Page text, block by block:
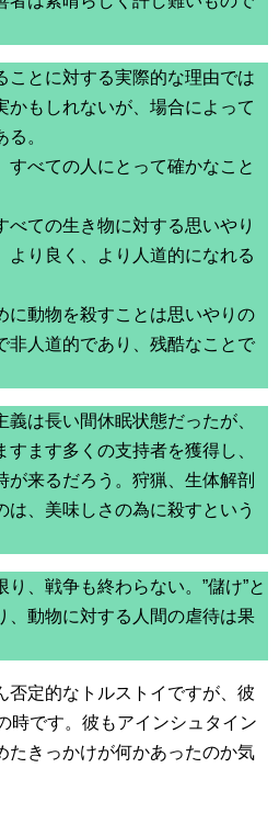
ことに対する実際的な理由では
かもしれないが、場合によって
。
すべての人にとって確かなこと
べての生き物に対する思いやり
より良く、より人道的になれる
に動物を殺すことは思いやりの
非人道的であり、残酷なことで
義は長い間休眠状態だったが、
ます多くの支持者を獲得し、
が来るだろう。狩猟、生体解剖
は、美味しさの為に殺すという
り、戦争も終わらない。”儲け”と
、動物に対する人間の虐待は果
否定的なトルストイですが、彼
時です。彼もアインシュタイン
たきっかけが何かあったのか気